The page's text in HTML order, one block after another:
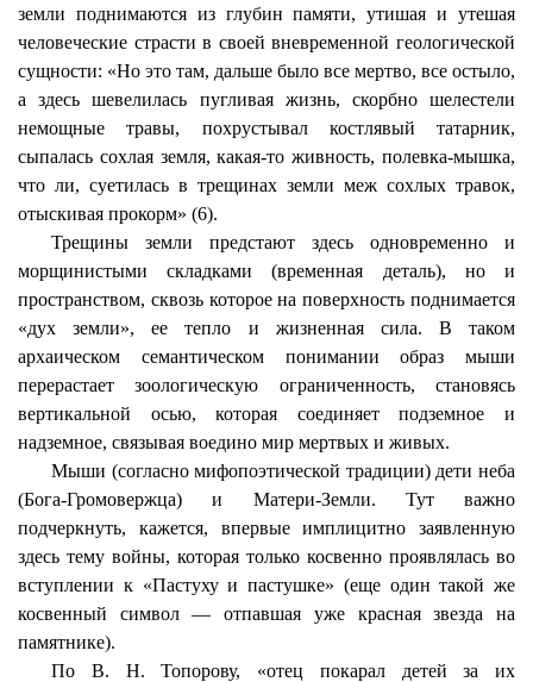
земли поднимаются из глубин памяти, утишая и утешая
человеческие страсти в своей вневременной геологической
сущности: «Но это там, дальше было все мертво, все остыло,
а здесь шевелилась пугливая жизнь, скорбно шелестели
немощные травы, похрустывал костлявый татарник,
сыпалась сохлая земля, какая-то живность, полевка-мышка,
что ли, суетилась в трещинах земли меж сохлых травок,
отыскивая прокорм» (6).
Трещины земли предстают здесь одновременно и
морщинистыми складками (временная деталь), но и
пространством, сквозь которое на поверхность поднимается
«дух земли», ее тепло и жизненная сила. В таком
архаическом семантическом понимании образ мыши
перерастает зоологическую ограниченность, становясь
вертикальной осью, которая соединяет подземное и
надземное, связывая воедино мир мертвых и живых.
Мыши (согласно мифопоэтической традиции) дети неба
(Бога-Громовержца) и Матери-Земли. Тут важно
подчеркнуть, кажется, впервые имплицитно заявленную
здесь тему войны, которая только косвенно проявлялась во
вступлении к «Пастуху и пастушке» (еще один такой же
косвенный символ — отпавшая уже красная звезда на
памятнике).
По В. Н. Топорову, «отец покарал детей за их